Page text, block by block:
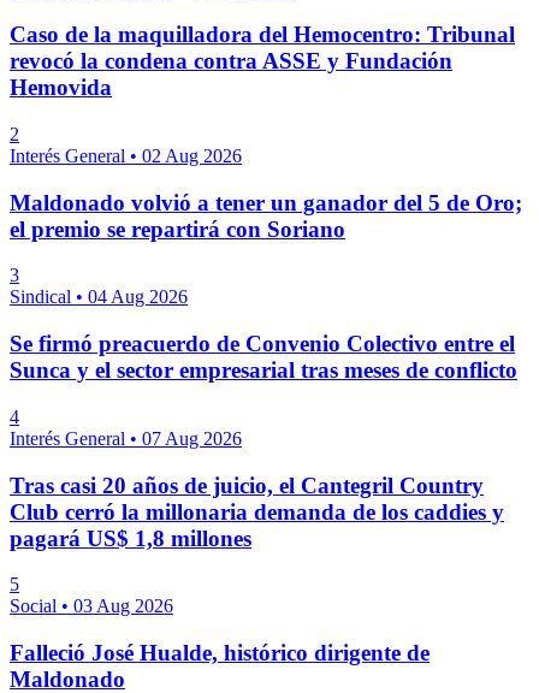
Caso de la maquilladora del Hemocentro: Tribunal
revocó la condena contra ASSE y Fundación
Hemovida
2
Interés General • 02 Aug 2026
Maldonado volvió a tener un ganador del 5 de Oro;
el premio se repartirá con Soriano
3
Sindical • 04 Aug 2026
Se firmó preacuerdo de Convenio Colectivo entre el
Sunca y el sector empresarial tras meses de conflicto
4
Interés General • 07 Aug 2026
Tras casi 20 años de juicio, el Cantegril Country
Club cerró la millonaria demanda de los caddies y
pagará US$ 1,8 millones
5
Social • 03 Aug 2026
Falleció José Hualde, histórico dirigente de
Maldonado